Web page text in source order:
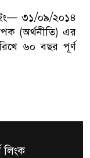
৩১/০৯/২০১৪
(অর্থনীতি) এর
৬০ বছর পূর্ণ
লিংক